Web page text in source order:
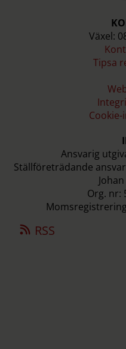
Växel:
Tipsa
Ansvarig
Ställföreträdande
Org. nr:
RSS